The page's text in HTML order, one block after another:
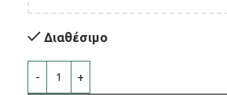
Διαθέσιμο